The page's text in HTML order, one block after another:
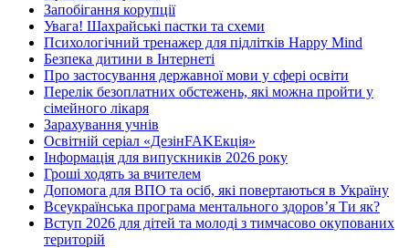
Запобігання корупції
Увага! Шахрайські пастки та схеми
Психологічний тренажер для підлітків Happy Mind
Безпека дитини в Інтернеті
Про застосування державної мови у сфері освіти
Перелік безоплатних обстежень, які можна пройти у
сімейного лікаря
Зарахування учнів
Освітній серіал «ДезінFAKEкція»
Інформація для випускників 2026 року
Гроші ходять за вчителем
Допомога для ВПО та осіб, які повертаються в Україну
Всеукраїнська програма ментального здоров’я Ти як?
Вступ 2026 для дітей та молоді з тимчасово окупованих
територій